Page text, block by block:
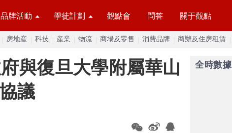
品牌活動 學徒計劃 觀點會 問答 關于觀點
房地産 科技 産業 物流 商場及零售 消費品牌 商辦及住房租賃
與復旦大學附屬華山
議
全時數據